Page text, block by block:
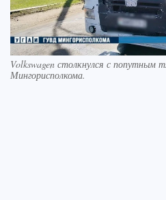
Volkswagen столкнулся с
Мингорисполкома.